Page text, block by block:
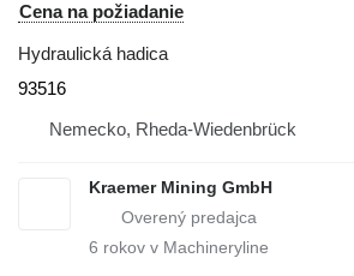
Cena na požiadanie
Hydraulická hadica
93516
Nemecko, Rheda-Wiedenbrück
Kraemer Mining GmbH
6 rokov v Machineryline